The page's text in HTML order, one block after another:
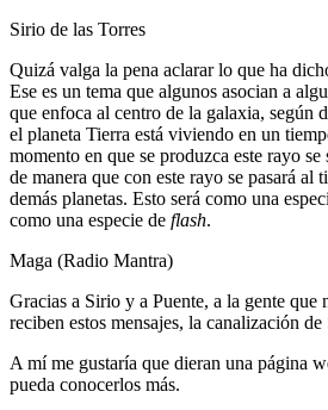
Sirio de las Torres
Quizá valga la pena aclarar lo que ha
Ese es un tema que algunos asocian a
que enfoca al centro de la galaxia, según
el planeta Tierra está viviendo en un
momento en que se produzca este rayo
de manera que con este rayo se pasará al
demás planetas. Esto será como una
como una especie de flash.
Maga (Radio Mantra)
Gracias a Sirio y a Puente, a la gente que
reciben estos mensajes, la canalización de
A mí me gustaría que dieran una página
pueda conocerlos más.